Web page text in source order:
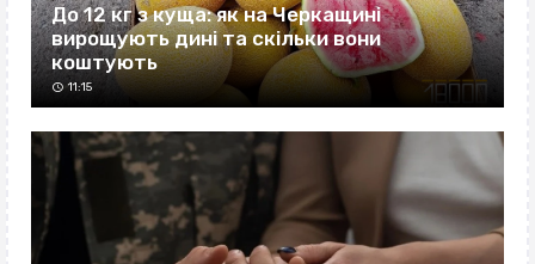
До 12 кг з куща: як на Черкащині
вирощують дині та скільки вони
коштують
11:15